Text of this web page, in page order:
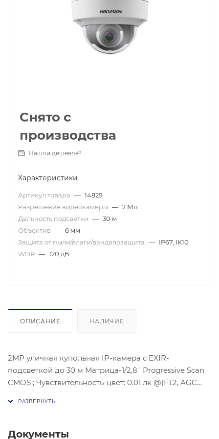
Снято с
производства
Нашли дешевле?
Характеристики
Артикул товара — 14829
Разрешение видеокамеры — 2 Мп
Дальность подсветки — 30 м
Объектив — 6 мм
Защита от пыли/влаги/вандалозащита — IP67, IK10
WDR — 120 дБ
ОПИСАНИЕ НАЛИЧИЕ
2МР уличная купольная IP-камера с EXIR-
подсветкой до 30 м Матрица-1/2,8'' Progressive Scan
CMOS ; Чувствительность-цвет: 0.01 лк @(F1.2, AGC
1080 @30к/с;Дополнительный поток:
Документы